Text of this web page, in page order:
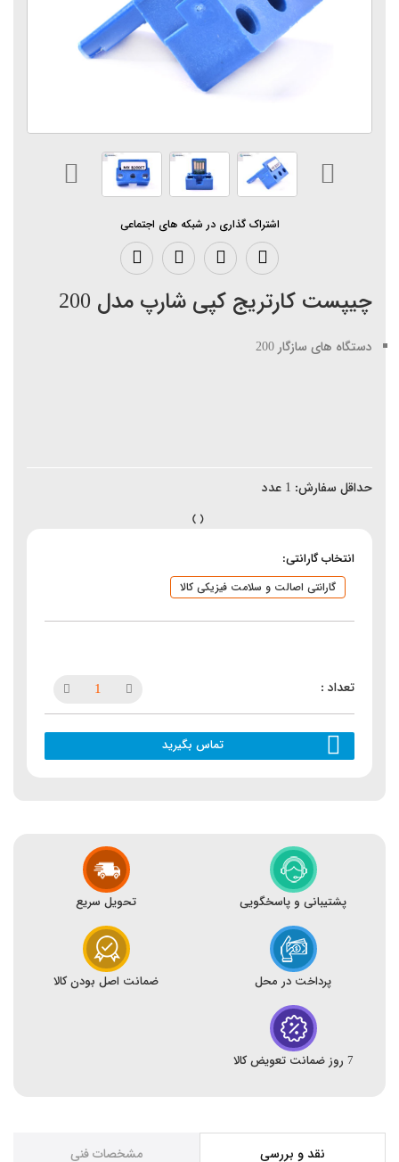
اشتراک گذاری در شبکه های اجتماعی
چیپست کارتریج کپی شارپ مدل 200
دستگاه های سازگار 200
حداقل سفارش: 1 عدد
انتخاب گارانتی:
گارانتی اصالت و سلامت فیزیکی کالا
تماس بگیرید
پشتیبانی و پاسخگویی تحویل سریع
پرداخت در محل ضمانت اصل بودن کالا
7 روز ضمانت تعویض کالا
نقد و بررسی مشخصات فنی